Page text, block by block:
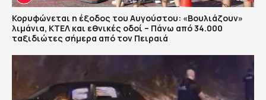
Κορυφώνεται η έξοδος του Αυγούστου: «Βουλιάζουν»
λιμάνια, ΚΤΕΛ και εθνικές οδοί – Πάνω από 34.000
ταξιδιώτες σήμερα από τον Πειραιά